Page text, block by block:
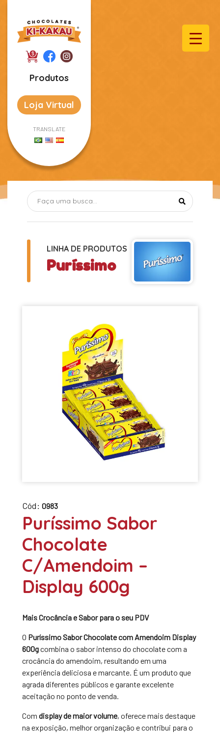
Produtos
Loja Virtual
TRANSLATE
LINHA DE PRODUTOS
Puríssimo
Cód: 0983
Puríssimo Sabor
Chocolate
C/Amendoim –
Display 600g
Mais Crocância e Sabor para o seu PDV
O Puríssimo Sabor Chocolate com Amendoim Display
600gcombina o sabor intenso do chocolate com a
crocância do amendoim, resultando em uma
experiência deliciosa e marcante. É um produto que
agrada diferentes públicos e garante excelente
aceitação no ponto de venda.
Com display de maior volume, oferece mais destaque
na exposição, melhor organização e contribui para o